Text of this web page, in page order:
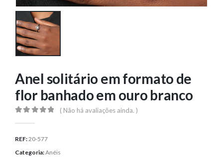
Anel solitário em formato de
flor banhado em ouro branco
( Não há avaliações ainda. )
REF:20-577
Categoria:Anéis